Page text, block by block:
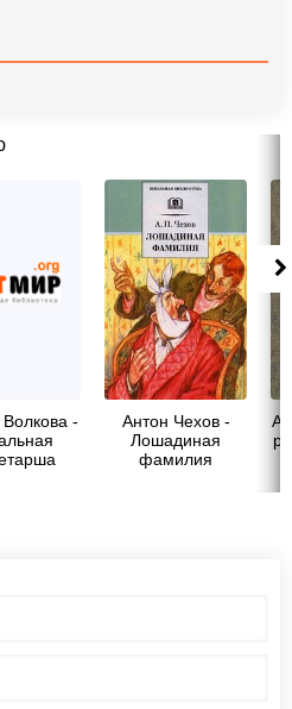
-
Антон Чехов -
Лошадиная
фамилия